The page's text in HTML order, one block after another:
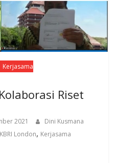
Kerjasama
Riset
2021
Dini Kusmana
KBRI London, Kerjasama